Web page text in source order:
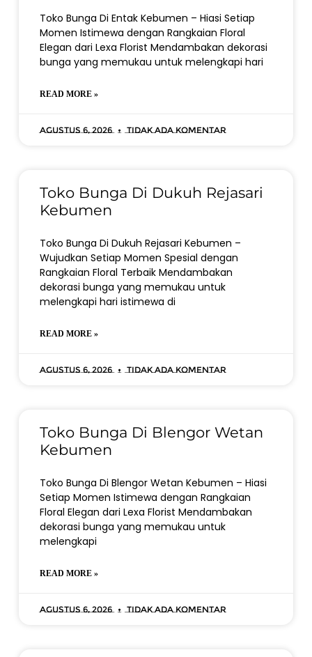
Toko Bunga Di Entak Kebumen – Hiasi Setiap
Momen Istimewa dengan Rangkaian Floral
Elegan dari Lexa Florist Mendambakan dekorasi
bunga yang memukau untuk melengkapi hari
READ MORE »
Agustus 6, 2026 Tidak ada komentar
Toko Bunga Di Dukuh Rejasari
Kebumen
Toko Bunga Di Dukuh Rejasari Kebumen –
Wujudkan Setiap Momen Spesial dengan
Rangkaian Floral Terbaik Mendambakan
dekorasi bunga yang memukau untuk
melengkapi hari istimewa di
READ MORE »
Agustus 6, 2026 Tidak ada komentar
Toko Bunga Di Blengor Wetan
Kebumen
Toko Bunga Di Blengor Wetan Kebumen – Hiasi
Setiap Momen Istimewa dengan Rangkaian
Floral Elegan dari Lexa Florist Mendambakan
dekorasi bunga yang memukau untuk
melengkapi
READ MORE »
Agustus 6, 2026 Tidak ada komentar